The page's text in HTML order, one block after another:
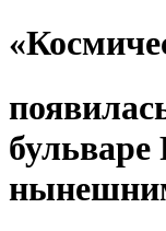
бульваре